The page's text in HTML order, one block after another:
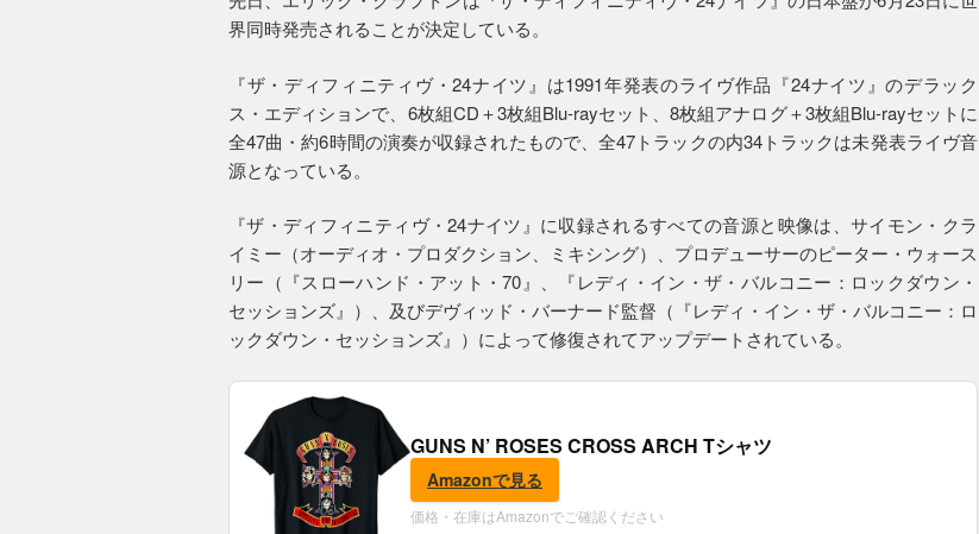
界同時発売されることが決定している。
『ザ・ディフィニティヴ・24ナイツ』は1991年発表のライヴ作品『24ナイツ』のデラック
ス・エディションで、6枚組CD＋3枚組Blu-rayセット、8枚組アナログ＋3枚組Blu-rayセットに
全47曲・約6時間の演奏が収録されたもので、全47トラックの内34トラックは未発表ライヴ音
源となっている。
『ザ・ディフィニティヴ・24ナイツ』に収録されるすべての音源と映像は、サイモン・クラ
イミー（オーディオ・プロダクション、ミキシング）、プロデューサーのピーター・ウォース
リー（『スローハンド・アット・70』、『レディ・イン・ザ・バルコニー：ロックダウン・
セッションズ』）、及びデヴィッド・バーナード監督（『レディ・イン・ザ・バルコニー：ロ
ックダウン・セッションズ』）によって修復されてアップデートされている。
GUNS N’ ROSES CROSS ARCH Tシャツ
Amazonで見る
価格・在庫はAmazonでご確認ください